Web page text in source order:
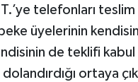
telefonları
üyelerinin
de teklifi
ortaya